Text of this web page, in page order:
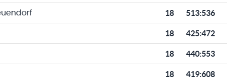
18 513:536
18 425:472
18 440:553
18 419:608